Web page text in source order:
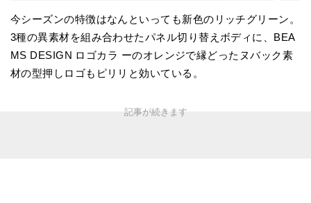
今シーズンの特徴はなんといっても新色のリッチグリーン。
3種の異素材を組み合わせたパネル切り替えボディに、BEA
MS DESIGN ロゴカラ ーのオレンジで縁どったヌバック素
材の型押しロゴもピリリと効いている。